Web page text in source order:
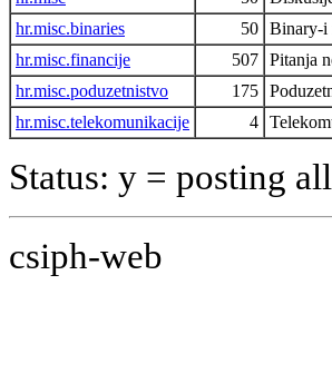
hr.misc.binaries
50 Binary-i
hr.misc.financije
507 Pitanja
hr.misc.poduzetnistvo
175
hr.misc.telekomunikacije
4
Status: y = posting
csiph-web